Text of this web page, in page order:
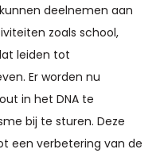
deelnemen aan
zoals school,
leiden tot
Er worden nu
in het DNA te
bij te sturen. Deze
een verbetering van de